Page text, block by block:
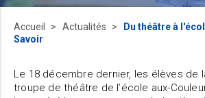
Accueil Actualités
Du théâtre à
Savoir
Le 18 décembre dernier, les élèves de
troupe de théâtre de l’école aux-